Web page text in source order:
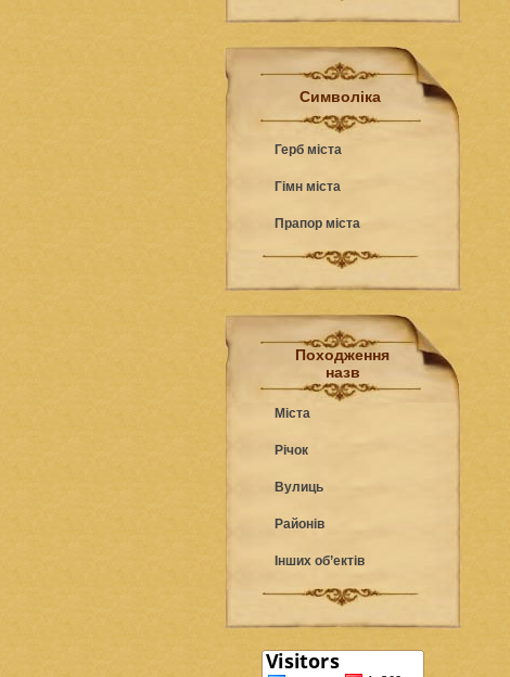
Символіка
Герб міста
Гімн міста
Прапор міста
Походження
назв
Міста
Річок
Вулиць
Районів
Інших об’ектів